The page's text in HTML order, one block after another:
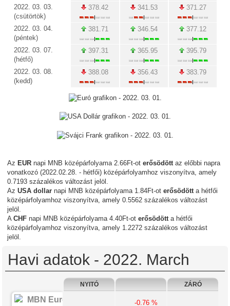
2022. 03. 03.
(csütörtök)
378.42 341.53 371.27
2022. 03. 04.
(péntek)
381.71 346.54 377.12
2022. 03. 07.
(hétfő)
397.31 365.95 395.79
2022. 03. 08.
(kedd)
388.08 356.43 383.79
Az EUR napi MNB középárfolyama 2.66Ft-ot erősödött az előbbi napra
vonatkozó (2022.02.28. - hétfői) középárfolyamhoz viszonyítva, amely
0.7193 százalékos változást jelöl.
Az USA dollar napi MNB középárfolyama 1.84Ft-ot erősödött a hétfői
középárfolyamhoz viszonyítva, amely 0.5562 százalékos változást
jelöl.
A CHF napi MNB középárfolyama 4.40Ft-ot erősödött a hétfői
középárfolyamhoz viszonyítva, amely 1.2272 százalékos változást
jelöl.
Havi adatok - 2022. March
NYITÓ ZÁRÓ
-0.76 %